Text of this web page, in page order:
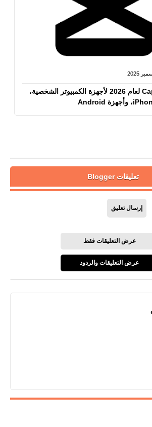
تطبيق CapCut Web لعام 2026 لأجهزة الكمبيوتر الشخصية،
تعليقات Blogger
إرسال تعليق
عرض التعليقات فقط
عرض التعليقات والردود